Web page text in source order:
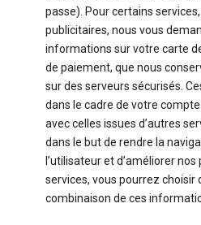
passe). Pour certains
publicitaires, nous vous
informations sur votre carte
de paiement, que nous
sur des serveurs sécurisés.
dans le cadre de votre
avec celles issues d’autres
dans le but de rendre la
l’utilisateur et d’améliorer
services, vous pourrez choisir
combinaison de ces